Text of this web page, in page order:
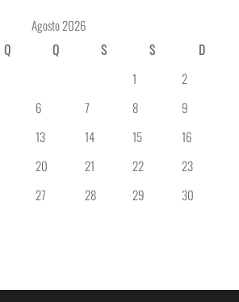
Agosto 2026
Q Q S S
D
1
2
6 7 8
9
13 14 15
16
20 21 22
23
27 28 29
30